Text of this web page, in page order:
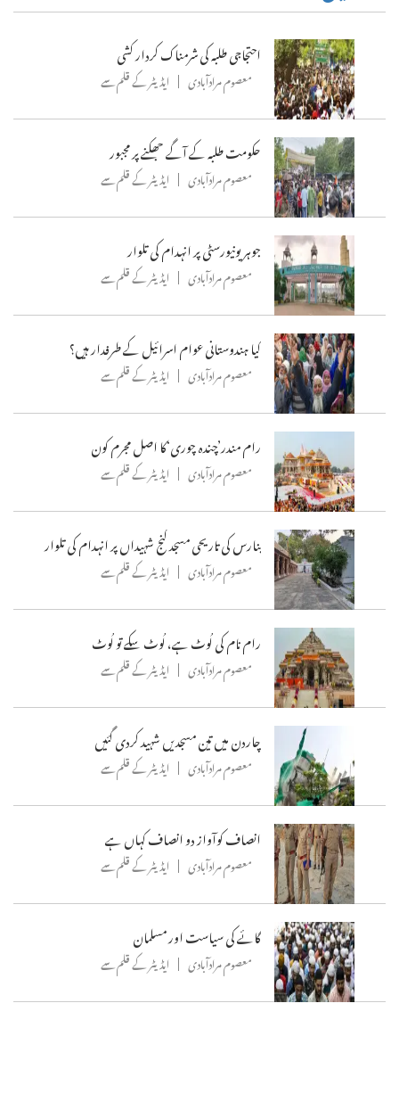
احتجاجی طلبہ کی شرمناک کردار کشی
معصوم مرادآبادی ایڈیٹر کے قلم سے
حکومت طلبہ کے آگے جھکنے پر مجبور
معصوم مرادآبادی ایڈیٹر کے قلم سے
جوہر یونیورسٹی پر انہدام کی تلوار
معصوم مرادآبادی ایڈیٹر کے قلم سے
کیا ہندوستانی عوام اسرائیل کے طرفدار ہیں؟
معصوم مرادآبادی ایڈیٹر کے قلم سے
رام مندر’چندہ چوری‘کا اصل مجرم کون
معصوم مرادآبادی ایڈیٹر کے قلم سے
بنارس کی تاریحی مسجد گنج شہیداں پر انہدام کی تلوار
معصوم مرادآبادی ایڈیٹر کے قلم سے
رام نام کی لُوٹ ہے، لُوٹ سکے تو لُوٹ
معصوم مرادآبادی ایڈیٹر کے قلم سے
چاردن میں تین مسجدیں شہید کردی گئیں
معصوم مرادآبادی ایڈیٹر کے قلم سے
انصاف کوآواز دو انصاف کہاں ہے
معصوم مرادآبادی ایڈیٹر کے قلم سے
گائے کی سیاست اور مسلمان
معصوم مرادآبادی ایڈیٹر کے قلم سے